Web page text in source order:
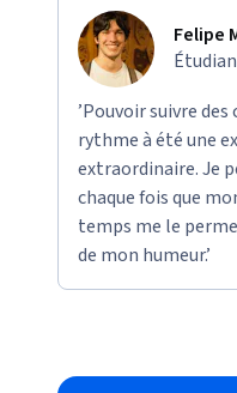
Felipe
’Pouvoir suivre des
rythme à été une
extraordinaire. Je
chaque fois que
temps me le
de mon humeur.’